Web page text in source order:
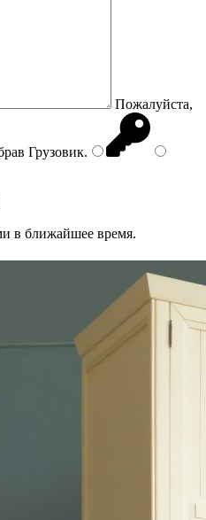
Пожалуйста,
Грузовик.
в ближайшее время.